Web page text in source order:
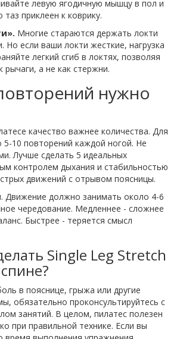
левую ягодичную мышцу в пол и
приклеен к коврику.
Многие стараются держать локти
Но если ваши локти жесткие, нагрузка
легкий сгиб в локтях, позволяя
рычаги, а не как стержни.
нужно
качество важнее количества. Для
5-10 повторений каждой ногой. Не
Лучше сделать 5 идеальных
контролем дыхания и стабильностью
движений с отрывом поясницы.
Движение должно занимать около 4-6
чередование. Медленнее - сложнее
Быстрее - теряется смысл
Single Leg Stretch
в пояснице, грыжа или другие
обязательно проконсультируйтесь с
занятий. В целом, пилатес полезен
при правильной технике. Если вы